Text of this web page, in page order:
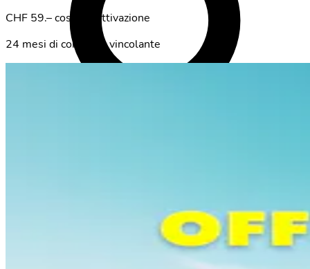
CHF 59.– costo di attivazione
24 mesi di contratto vincolante